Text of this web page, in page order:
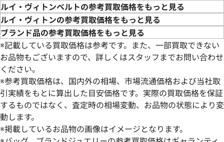
ルイ・ヴィトン ダミエ サンチュールキャ
レ ベルト レザー
ルイ・ヴィトン
M0003
ルイ・ヴィトンベルトの参考買取価格をもっと見る
ルイ・ヴィトンの参考買取価格をもっと見る
ブランド品の参考買取価格をもっと見る
※記載している買取価格は参考です。また、一部買取できない
お品物もございますので、詳しくはスタッフまでお問い合わせ
ください。
※参考買取価格は、国内外の相場、市場流通価格および当社取
引実績をもとに算出した目安価格です。実際の買取価格を保証
するものではなく、査定時の相場変動、お品物の状態により変
動します。
※掲載しているお品物の画像はイメージとなります。